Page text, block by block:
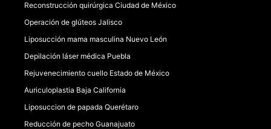
Reconstrucción quirúrgica Ciudad de México
Operación de glúteos Jalisco
Liposucción mama masculina Nuevo León
Depilación láser médica Puebla
Rejuvenecimiento cuello Estado de México
Auriculoplastia Baja California
Liposuccion de papada Querétaro
Reducción de pecho Guanajuato